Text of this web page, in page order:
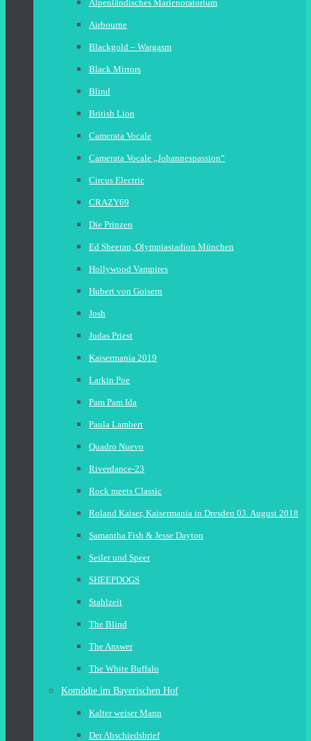
Alpenländisches Marienoratorium
Airbourne
Blackgold – Wargasm
Black Mirrors
Blind
British Lion
Camerata Vocale
Camerata Vocale „Johannespassion“
Circus Electric
CRAZY69
Die Prinzen
Ed Sheeran, Olympiastadion München
Hollywood Vampires
Hubert von Goisern
Josh
Judas Priest
Kaisermania 2019
Larkin Poe
Pam Pam Ida
Paula Lambert
Quadro Nuevo
Riverdance-23
Rock meets Classic
Roland Kaiser, Kaisermania in Dresden 03. August 2018
Samantha Fish & Jesse Dayton
Seiler und Speer
SHEEPDOGS
Stahlzeit
The Blind
The Answer
The White Buffalo
Komödie im Bayerischen Hof
Kalter weiser Mann
Der Abschiedsbrief